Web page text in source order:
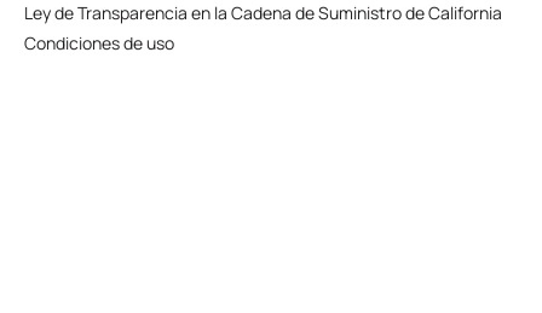
Ley de Transparencia en la Cadena de Suministro de California
Condiciones de uso